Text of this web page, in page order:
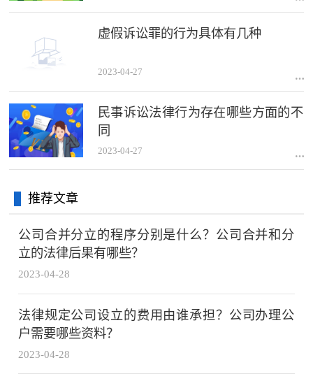
虚假诉讼罪的行为具体有几种
2023-04-27
民事诉讼法律行为存在哪些方面的不
同
2023-04-27
推荐文章
公司合并分立的程序分别是什么？公司合并和分
立的法律后果有哪些？
2023-04-28
法律规定公司设立的费用由谁承担？公司办理公
户需要哪些资料？
2023-04-28